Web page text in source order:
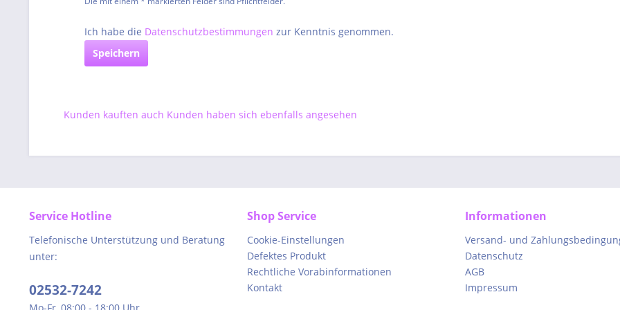
Ich habe die Datenschutzbestimmungen zur Kenntnis genommen.
Speichern
Kunden kauften auch Kunden haben sich ebenfalls angesehen
Service Hotline
Telefonische Unterstützung und Beratung
unter:
02532-7242
Shop Service
Cookie-Einstellungen
Defektes Produkt
Rechtliche Vorabinformationen
Kontakt
Informationen
Versand- und
Datenschutz
AGB
Impressum